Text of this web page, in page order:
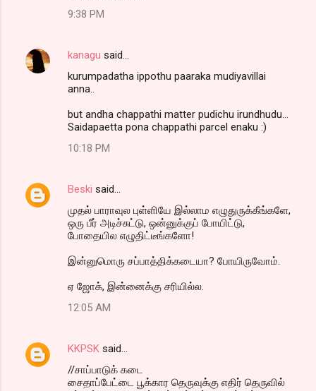
9:38 PM
kanagu said…
kurumpadatha ippothu paaraka mudiyavillai
anna..
but andha chappathi matter pudichu irundhudu...
Saidapaetta pona chappathi parcel enaku :)
10:18 PM
Beski said…
முதல் பாராவுல புள்ளியே இல்லாம எழுதுருக்கீங்களே,
ஒரு பீர் அடிச்சுட்டு, ஒன்னுக்குப் போயிட்டு,
போதையில எழுதிட்டீங்களோ!
இன்னுமொரு சப்பாத்திக்கடையா? போயிருவோம்.
ஏ ஜோக், இன்னைக்கு சரியில்ல.
12:05 AM
KKPSK said…
//சாப்பாடுக் கடை
சைதாப்பேட்டை பூக்கார தெருவுக்கு எதிர் தெருவில்